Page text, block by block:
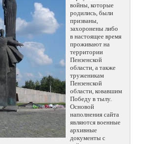
войны, которые
родились, были
призваны,
захоронены либо
в настоящее время
проживают на
территории
Пензенской
области, а также
труженикам
Пензенской
области, ковавшим
Победу в тылу.
Основой
наполнения сайта
являются военные
архивные
документы с